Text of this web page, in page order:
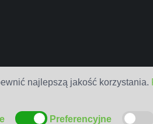
najlepszą jakość korzystania.
Preferencyjne